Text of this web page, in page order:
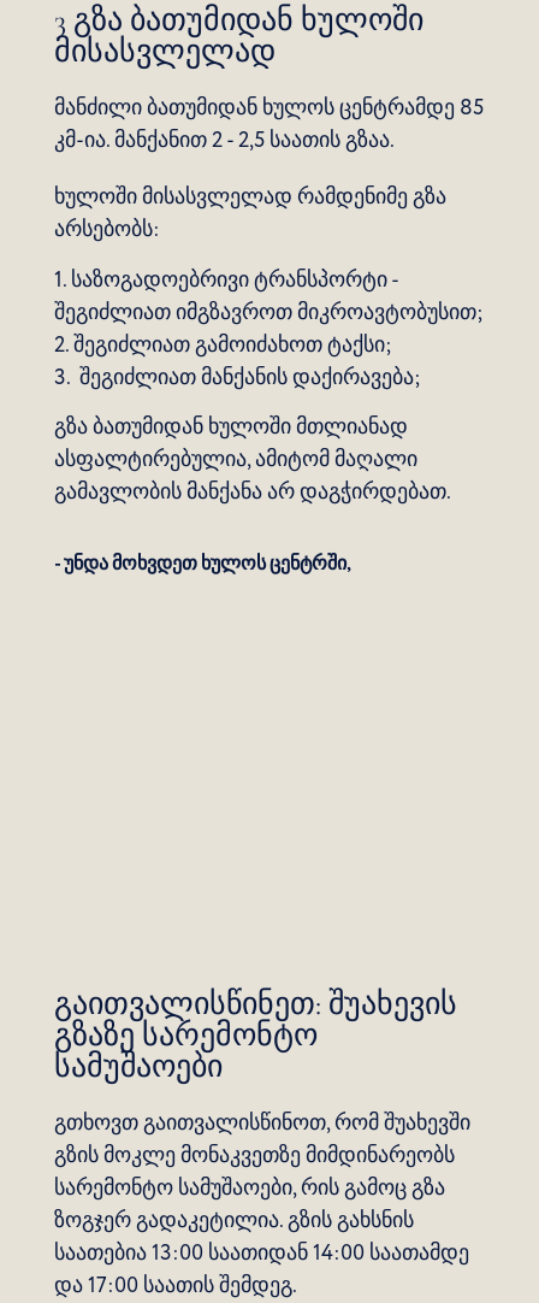
3 გზა ბათუმიდან ხულოში
მისასვლელად
მანძილი ბათუმიდან ხულოს ცენტრამდე 85
კმ-ია. მანქანით 2 - 2,5 საათის გზაა.
ხულოში მისასვლელად რამდენიმე გზა
არსებობს:
1. საზოგადოებრივი ტრანსპორტი -
შეგიძლიათ იმგზავროთ მიკროავტობუსით;
2. შეგიძლიათ გამოიძახოთ ტაქსი;
3. შეგიძლიათ მანქანის დაქირავება;
გზა ბათუმიდან ხულოში მთლიანად
ასფალტირებულია, ამიტომ მაღალი
გამავლობის მანქანა არ დაგჭირდებათ.
- უნდა მოხვდეთ ხულოს ცენტრში,
გაითვალისწინეთ: შუახევის
გზაზე სარემონტო
სამუშაოები
გთხოვთ გაითვალისწინოთ, რომ შუახევში
გზის მოკლე მონაკვეთზე მიმდინარეობს
სარემონტო სამუშაოები, რის გამოც გზა
ზოგჯერ გადაკეტილია. გზის გახსნის
საათებია 13:00 საათიდან 14:00 საათამდე
და 17:00 საათის შემდეგ.